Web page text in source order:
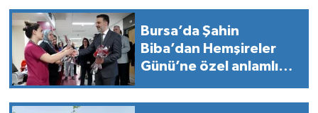
Bursa’da Şahin
Biba’dan Hemşireler
Günü’ne özel anlamlı